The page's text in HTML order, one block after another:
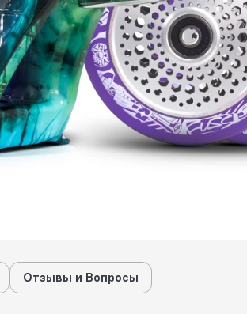
Отзывы и Вопросы